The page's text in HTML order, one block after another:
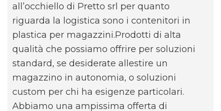
all’occhiello di Pretto srl per quanto
riguarda la logistica sono i contenitori in
plastica per magazzini.Prodotti di alta
qualità che possiamo offrire per soluzioni
standard, se desiderate allestire un
magazzino in autonomia, o soluzioni
custom per chi ha esigenze particolari.
Abbiamo una ampissima offerta di